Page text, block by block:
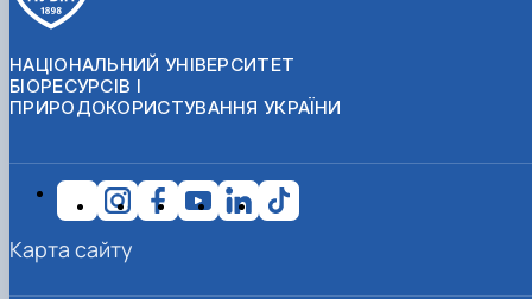
НАЦІОНАЛЬНИЙ УНІВЕРСИТЕТ
БІОРЕСУРСІВ І
ПРИРОДОКОРИСТУВАННЯ УКРАЇНИ
Карта сайту